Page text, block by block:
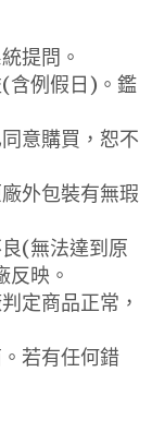
提問。
含例假日)。鑑
意購買，恕不
外包裝有無瑕
(無法達到原
映。
定商品正常，
若有任何錯